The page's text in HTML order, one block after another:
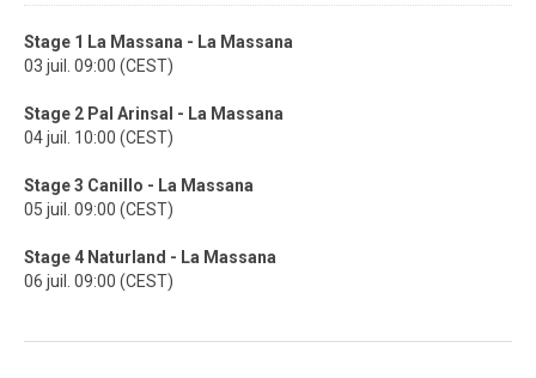
Stage 1 La Massana - La Massana
03 juil. 09:00 (CEST)
Stage 2 Pal Arinsal - La Massana
04 juil. 10:00 (CEST)
Stage 3 Canillo - La Massana
05 juil. 09:00 (CEST)
Stage 4 Naturland - La Massana
06 juil. 09:00 (CEST)